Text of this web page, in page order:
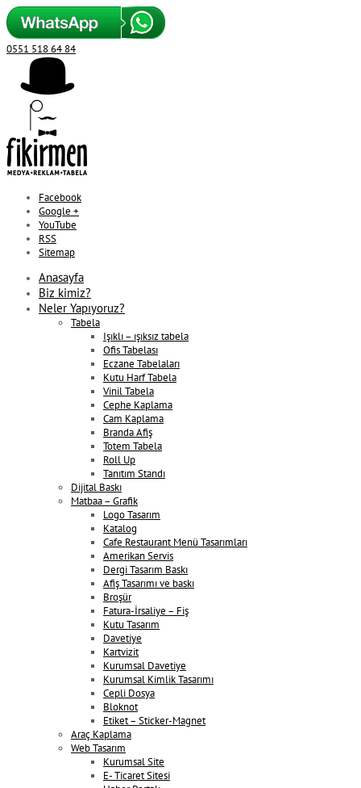
0551 518 64 84
Facebook
Google +
YouTube
RSS
Sitemap
Anasayfa
Biz kimiz?
Neler Yapıyoruz?
Tabela
Işıklı – ışıksız tabela
Ofis Tabelası
Eczane Tabelaları
Kutu Harf Tabela
Vinil Tabela
Cephe Kaplama
Cam Kaplama
Branda Afiş
Totem Tabela
Roll Up
Tanıtım Standı
Dijital Baskı
Matbaa – Grafik
Logo Tasarım
Katalog
Cafe Restaurant Menü Tasarımları
Amerikan Servis
Dergi Tasarım Baskı
Afiş Tasarımı ve baskı
Broşür
Fatura-İrsaliye – Fiş
Kutu Tasarım
Davetiye
Kartvizit
Kurumsal Davetiye
Kurumsal Kimlik Tasarımı
Cepli Dosya
Bloknot
Etiket – Sticker-Magnet
Araç Kaplama
Web Tasarım
Kurumsal Site
E- Ticaret Sitesi